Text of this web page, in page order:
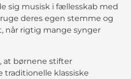
sig musisk i fællesskab med
deres egen stemme og
når rigtig mange synger
at børnene stifter
klassiske